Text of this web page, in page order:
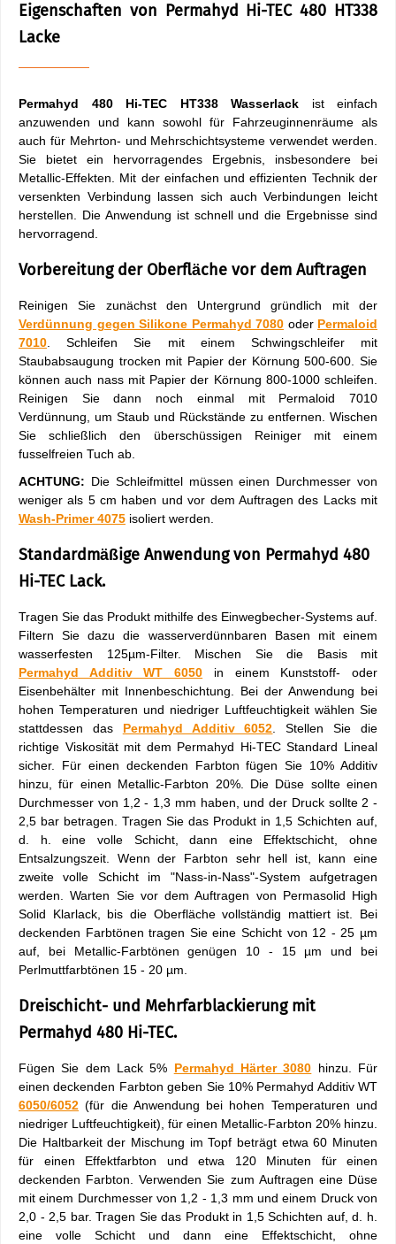
Eigenschaften von Permahyd Hi-TEC 480 HT338
Lacke
Permahyd 480 Hi-TEC HT338 Wasserlack ist einfach
anzuwenden und kann sowohl für Fahrzeuginnenräume als
auch für Mehrton- und Mehrschichtsysteme verwendet werden.
Sie bietet ein hervorragendes Ergebnis, insbesondere bei
Metallic-Effekten. Mit der einfachen und effizienten Technik der
versenkten Verbindung lassen sich auch Verbindungen leicht
herstellen. Die Anwendung ist schnell und die Ergebnisse sind
hervorragend.
Vorbereitung der Oberfläche vor dem Auftragen
Reinigen Sie zunächst den Untergrund gründlich mit der
Verdünnung gegen Silikone Permahyd 7080 oder Permaloid
7010 . Schleifen Sie mit einem Schwingschleifer mit
Staubabsaugung trocken mit Papier der Körnung 500-600. Sie
können auch nass mit Papier der Körnung 800-1000 schleifen.
Reinigen Sie dann noch einmal mit Permaloid 7010
Verdünnung, um Staub und Rückstände zu entfernen. Wischen
Sie schließlich den überschüssigen Reiniger mit einem
fusselfreien Tuch ab.
ACHTUNG: Die Schleifmittel müssen einen Durchmesser von
weniger als 5 cm haben und vor dem Auftragen des Lacks mit
Wash-Primer 4075 isoliert werden.
Standardmäßige Anwendung von Permahyd 480
Hi-TEC Lack.
Tragen Sie das Produkt mithilfe des Einwegbecher-Systems auf.
Filtern Sie dazu die wasserverdünnbaren Basen mit einem
wasserfesten 125µm-Filter. Mischen Sie die Basis mit
Permahyd Additiv WT 6050 in einem Kunststoff- oder
Eisenbehälter mit Innenbeschichtung. Bei der Anwendung bei
hohen Temperaturen und niedriger Luftfeuchtigkeit wählen Sie
stattdessen das Permahyd Additiv 6052 . Stellen Sie die
richtige Viskosität mit dem Permahyd Hi-TEC Standard Lineal
sicher. Für einen deckenden Farbton fügen Sie 10% Additiv
hinzu, für einen Metallic-Farbton 20%. Die Düse sollte einen
Durchmesser von 1,2 - 1,3 mm haben, und der Druck sollte 2 -
2,5 bar betragen. Tragen Sie das Produkt in 1,5 Schichten auf,
d. h. eine volle Schicht, dann eine Effektschicht, ohne
Entsalzungszeit. Wenn der Farbton sehr hell ist, kann eine
zweite volle Schicht im "Nass-in-Nass"-System aufgetragen
werden. Warten Sie vor dem Auftragen von Permasolid High
Solid Klarlack, bis die Oberfläche vollständig mattiert ist. Bei
deckenden Farbtönen tragen Sie eine Schicht von 12 - 25 µm
auf, bei Metallic-Farbtönen genügen 10 - 15 µm und bei
Perlmuttfarbtönen 15 - 20 µm.
Dreischicht- und Mehrfarblackierung mit
Permahyd 480 Hi-TEC.
Fügen Sie dem Lack 5% Permahyd Härter 3080 hinzu. Für
einen deckenden Farbton geben Sie 10% Permahyd Additiv WT
6050/6052 (für die Anwendung bei hohen Temperaturen und
niedriger Luftfeuchtigkeit), für einen Metallic-Farbton 20% hinzu.
Die Haltbarkeit der Mischung im Topf beträgt etwa 60 Minuten
für einen Effektfarbton und etwa 120 Minuten für einen
deckenden Farbton. Verwenden Sie zum Auftragen eine Düse
mit einem Durchmesser von 1,2 - 1,3 mm und einem Druck von
2,0 - 2,5 bar. Tragen Sie das Produkt in 1,5 Schichten auf, d. h.
eine volle Schicht und dann eine Effektschicht, ohne